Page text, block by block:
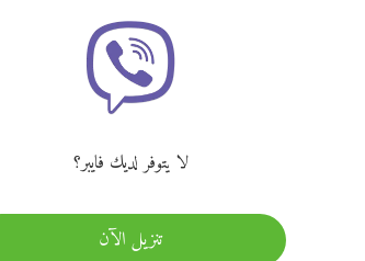
لا يتوفر لديك فايبر؟
تنزيل الآن